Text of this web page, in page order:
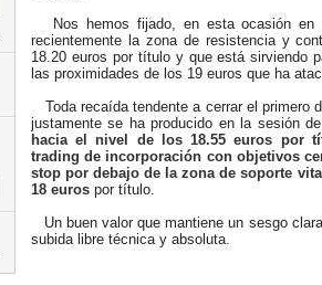
Nos hemos fijado, en esta ocasión en
recientemente la zona de resistencia y
18.20 euros por título y que está sirviendo
las proximidades de los 19 euros que ha
Toda recaída tendente a cerrar el primero
justamente se ha producido en la sesión
hacia el nivel de los 18.55 euros por
trading de incorporación con objetivos
stop por debajo de la zona de soporte
18 euros por título.
Un buen valor que mantiene un sesgo
subida libre técnica y absoluta.